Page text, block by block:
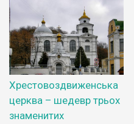
Хрестовоздвиженська
церква – шедевр трьох
знаменитих